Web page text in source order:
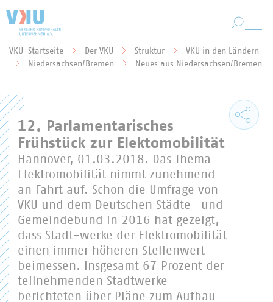
Sie befinden sich hier:
VKU-Startseite Der VKU Struktur
VKU in den Ländern
Niedersachsen/Bremen
Neues aus Niedersachsen/Bremen
12. Parlamentarisches
Frühstück zur Elektomobilität
Hannover, 01.03.2018. Das Thema
Elektromobilität nimmt zunehmend
an Fahrt auf. Schon die Umfrage von
VKU und dem Deutschen Städte- und
Gemeindebund in 2016 hat gezeigt,
dass Stadt-werke der Elektromobilität
einen immer höheren Stellenwert
beimessen. Insgesamt 67 Prozent der
teilnehmenden Stadtwerke
berichteten über Pläne zum Aufbau